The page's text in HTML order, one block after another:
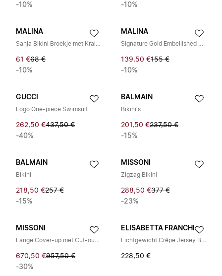
-10%
-10%
MALINA
Sanja Bikini Broekje met Kralenbandjes
61 €68 €
-10%
MALINA
Signature Gold Embellished Bandeau Swimsuit
139,50 €155 €
-10%
GUCCI
Logo One-piece Swimsuit
262,50 €437,50 €
-40%
BALMAIN
Bikini's
201,50 €237,50 €
-15%
BALMAIN
Bikini
218,50 €257 €
-15%
MISSONI
Zigzag Bikini
288,50 €377 €
-23%
MISSONI
Lange Cover-up met Cut-out Details
670,50 €957,50 €
-30%
ELISABETTA FRANCHI
Lichtgewicht Crêpe Jersey Bodysuit
228,50 €